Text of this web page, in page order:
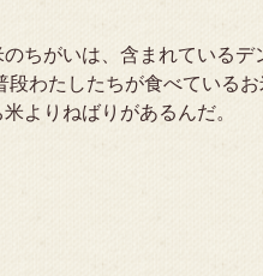
のちがいは、含まれている
段わたしたちが食べている
よりねばりがあるんだ。